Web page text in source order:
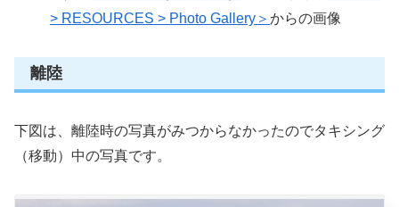
> RESOURCES > Photo Gallery＞ からの画像
離陸
下図は、離陸時の写真がみつからなかったのでタキシング
（移動）中の写真です。